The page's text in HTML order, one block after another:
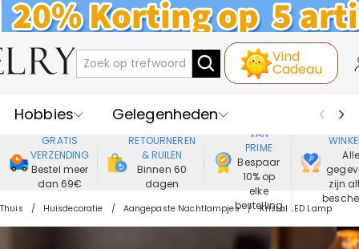
Vind
Cadeau
Hobbies
Gelegenheden
Recipienten
Best Verkochte
Nieuwe
Juwelen
GRATIS
VERZENDING
Bestel meer
dan 69€
RETOURNEREN
& RUILEN
Binnen 60
dagen
VAN
PRIME
Bespaar
10% op
elke
bestelling
Alle
zijn
Thuis Huisdecoratie Aangepaste Nachtlampjes Kristal LED Lamp